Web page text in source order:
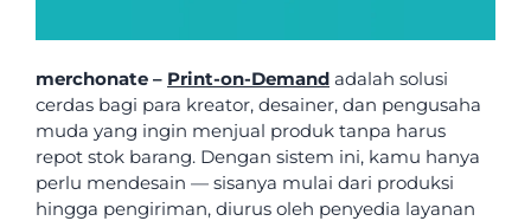
merchonate – Print-on-Demand adalah solusi
cerdas bagi para kreator, desainer, dan pengusaha
muda yang ingin menjual produk tanpa harus
repot stok barang. Dengan sistem ini, kamu hanya
perlu mendesain — sisanya mulai dari produksi
hingga pengiriman, diurus oleh penyedia layanan